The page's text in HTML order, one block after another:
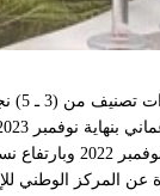
عن المركز الوطني